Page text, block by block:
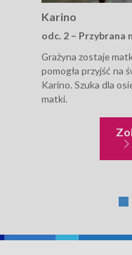
Karino
odc. 2 – Przybrana
Grażyna zostaje
pomogła przyjść na
Karino. Szuka dla
matki.